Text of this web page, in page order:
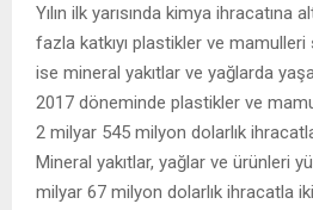
Yılın ilk yarısında kimya ihracatına
fazla katkıyı plastikler ve
ise mineral yakıtlar ve yağlarda
2017 döneminde plastikler ve
2 milyar 545 milyon dolarlık
Mineral yakıtlar, yağlar ve ürünleri
milyar 67 milyon dolarlık ihracatla